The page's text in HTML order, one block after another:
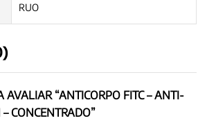
RUO
AVALIAR “ANTICORPO FITC – ANTI-
CONCENTRADO”